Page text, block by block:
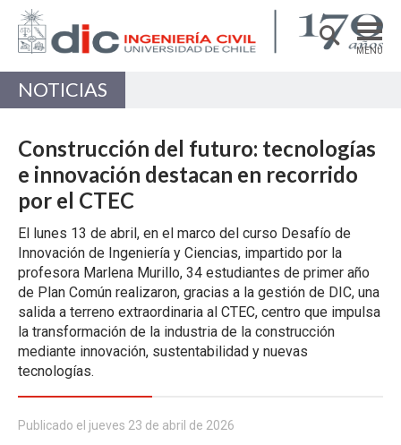
MENÚ
PREGRADO
INVESTIGACIÓN
EXTENSIÓN
Estructuras, Construcción y Geotecnia
Ingeniería de Transporte
Recursos Hídricos y Medio Ambiente
NOTICIAS
Construcción del futuro: tecnologías
e innovación destacan en recorrido
por el CTEC
El lunes 13 de abril, en el marco del curso Desafío de
Innovación de Ingeniería y Ciencias, impartido por la
profesora Marlena Murillo, 34 estudiantes de primer año
de Plan Común realizaron, gracias a la gestión de DIC, una
salida a terreno extraordinaria al CTEC, centro que impulsa
la transformación de la industria de la construcción
mediante innovación, sustentabilidad y nuevas
tecnologías.
Publicado el jueves 23 de abril de 2026